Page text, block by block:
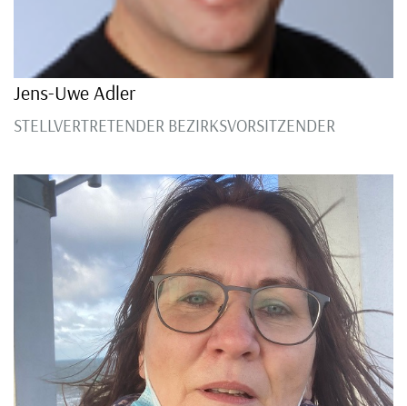
Jens-Uwe Adler
STELLVERTRETENDER BEZIRKSVORSITZENDER